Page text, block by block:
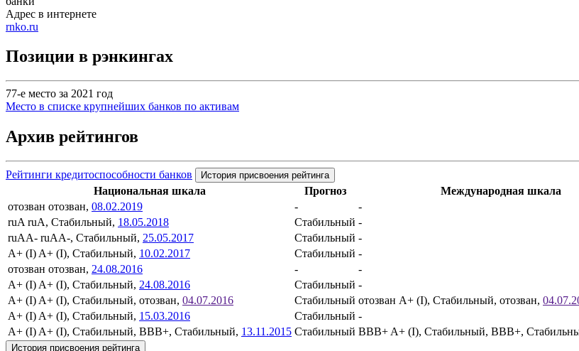
Адрес в интернете
rnko.ru
Позиции в рэнкингах
77-е место за 2021 год
Место в списке крупнейших банков по активам
Архив рейтингов
Рейтинги кредитоспособности банков История присвоения рейтинга
Национальная шкала Прогноз Международная шкала
отозван отозван, 08.02.2019 - -
ruA ruA, Стабильный, 18.05.2018 Стабильный -
ruAA- ruAA-, Стабильный, 25.05.2017 Стабильный -
A+ (I) A+ (I), Стабильный, 10.02.2017 Стабильный -
отозван отозван, 24.08.2016 - -
A+ (I) A+ (I), Стабильный, 24.08.2016 Стабильный -
A+ (I) A+ (I), Стабильный, отозван, 04.07.2016 Стабильный отозван A+ (I), Стабильный, отозван,
A+ (I) A+ (I), Стабильный, 15.03.2016 Стабильный -
A+ (I) A+ (I), Стабильный, BBB+, Стабильный, 13.11.2015 Стабильный BBB+ A+ (I), Стабильный, BBB+,
История присвоения рейтинга